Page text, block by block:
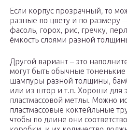
Если корпус прозрачный, то
разные по цвету и по размеру
фасоль, горох, рис, гречку,
ёмкость слоями разной
Другой вариант – это
могут быть обычные
шампуры разной толщины,
или из штор и т.п. Хороши для
пластмассовой метлы. Можно
пластмассовые коктейльные
чтобы по длине они